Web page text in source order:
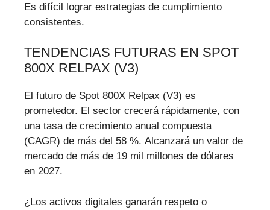
Es difícil lograr estrategias de cumplimiento
consistentes.
TENDENCIAS FUTURAS EN SPOT
800X RELPAX (V3)
El futuro de Spot 800X Relpax (V3) es
prometedor. El sector crecerá rápidamente, con
una tasa de crecimiento anual compuesta
(CAGR) de más del 58 %. Alcanzará un valor de
mercado de más de 19 mil millones de dólares
en 2027.
¿Los activos digitales ganarán respeto o